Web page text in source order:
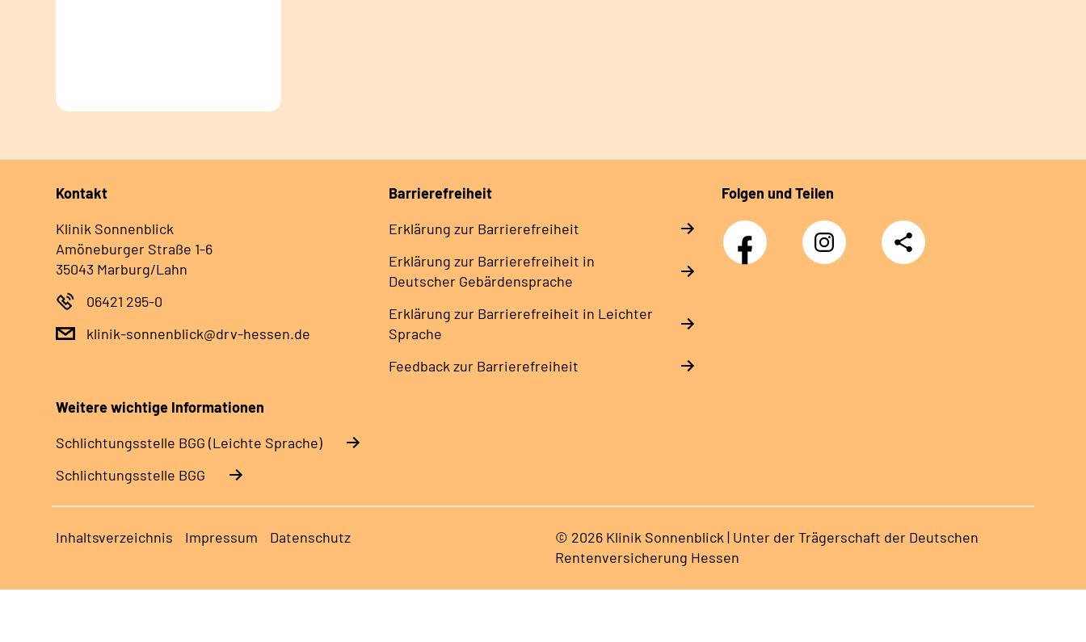
Kontakt
Klinik Sonnenblick
Amöneburger Straße 1-6
35043 Marburg/Lahn
06421 295-0
klinik-sonnenblick@drv-hessen.de
Barrierefreiheit
Erklärung zur Barrierefreiheit
Erklärung zur Barrierefreiheit in
Deutscher Gebärdensprache
Erklärung zur Barrierefreiheit in Leichter
Sprache
Feedback zur Barrierefreiheit
Folgen und Teilen
Facebook
Klinik
Sonnenblick
Instagram
Klinik
Sonnenblick
Teilen
Weitere wichtige Informationen
Schlich­tungs­stel­le BGG (Leichte Sprache)
Schlich­tungs­stel­le BGG
Inhaltsverzeichnis Impressum Datenschutz
© 2026 Klinik Sonnenblick | Unter der Trägerschaft der Deutschen
Rentenversicherung Hessen